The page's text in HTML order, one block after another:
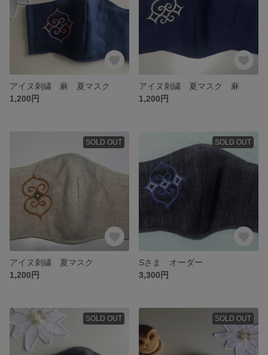
アイヌ刺繍 麻 夏マスク
1,200円
アイヌ刺繍 夏マスク 麻
1,200円
SOLD OUT
アイヌ刺繍 夏マスク
1,200円
SOLD OUT
Sさま オーダー
3,300円
SOLD OUT SOLD OUT